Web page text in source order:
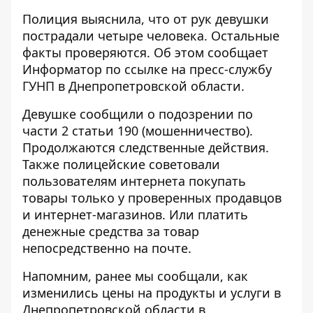
Полиция выяснила, что от рук девушки
пострадали четыре человека. Остальные
факты проверяются. Об этом сообщает
Информатор по ссылке на пресс-службу
ГУНП в Днепропетровской области.
Девушке сообщили о подозрении по
части 2 статьи 190 (мошенничество).
Продолжаются следственные действия.
Также полицейские советовали
пользователям интернета покупать
товары только у проверенных продавцов
и интернет-магазинов. Или платить
денежные средства за товар
непосредственно на почте.
Напомним, ранее мы сообщали, как
изменились цены на продукты и услуги в
Днепропетровской области в